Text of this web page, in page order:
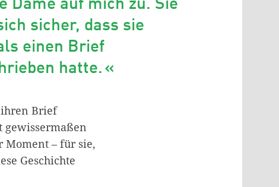
Dame auf mich zu. Sie
sicher, dass sie
einen Brief
hatte.
Brief
Moment – für sie,
Geschichte